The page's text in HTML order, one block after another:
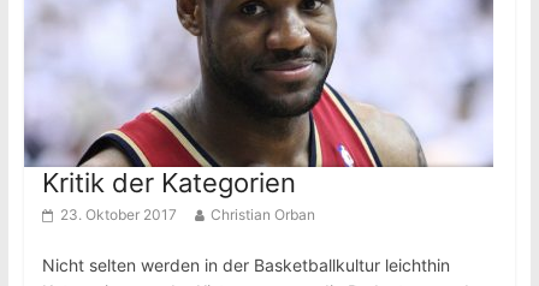
Kritik der Kategorien
23. Oktober 2017 Christian Orban
Nicht selten werden in der Basketballkultur leichthin